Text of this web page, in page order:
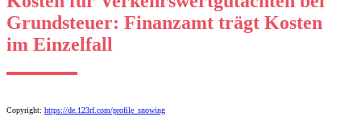
Grundsteuer: Finanzamt trägt Kosten
im Einzelfall
Copyright: https://de.123rf.com/profile_snowing